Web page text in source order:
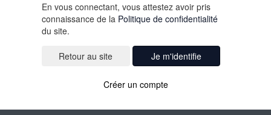
En vous connectant, vous attestez avoir pris
connaissance de la Politique de confidentialité
du site.
Je m'identifie
Créer un compte